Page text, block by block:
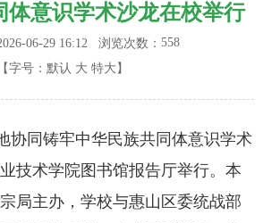
体意识学术沙龙在校举行
06-29 16:12 浏览次数： 558
【字号： 默认 大 特大 】
同铸牢中华民族共同体意识学术
技术学院图书馆报告厅举行。本
局主办，学校与惠山区委统战部